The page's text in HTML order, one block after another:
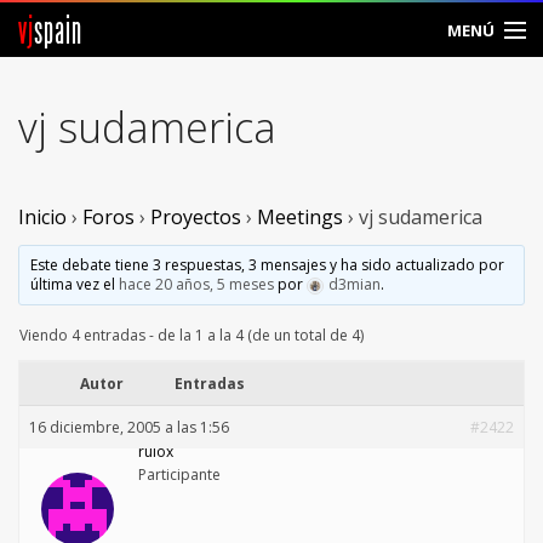
vjspain MENÚ
Foros
Vjspain
Contacto
Entrar
Crear Cuenta
vj sudamerica
Inicio › Foros › Proyectos › Meetings › vj sudamerica
Este debate tiene 3 respuestas, 3 mensajes y ha sido actualizado por
última vez el hace 20 años, 5 mesespor d3mian.
Viendo 4 entradas - de la 1 a la 4 (de un total de 4)
Autor Entradas
16 diciembre, 2005 a las 1:56
#2422
rulox
Participante